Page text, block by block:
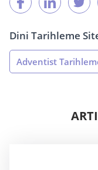
Dini Tarihleme
Adventist